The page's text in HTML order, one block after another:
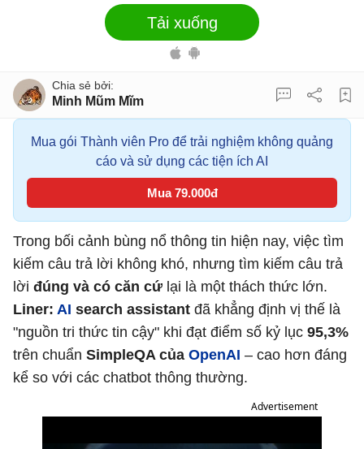
Tải xuống
Minh Mũm Mĩm
Mua gói Thành viên Pro để trải nghiệm không quảng
cáo và sử dụng các tiện ích AI
Mua 79.000đ
Trong bối cảnh bùng nổ thông tin hiện nay, việc tìm
kiếm câu trả lời không khó, nhưng tìm kiếm câu trả
lời đúng và có căn cứ lại là một thách thức lớn.
Liner: AI search assistant đã khẳng định vị thế là
"nguồn tri thức tin cậy" khi đạt điểm số kỷ lục 95,3%
trên chuẩn SimpleQA của OpenAI – cao hơn đáng
kể so với các chatbot thông thường.
Advertisement